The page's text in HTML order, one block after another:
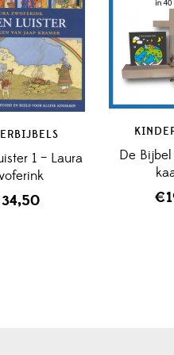
1 – Laura
34,50
De
€